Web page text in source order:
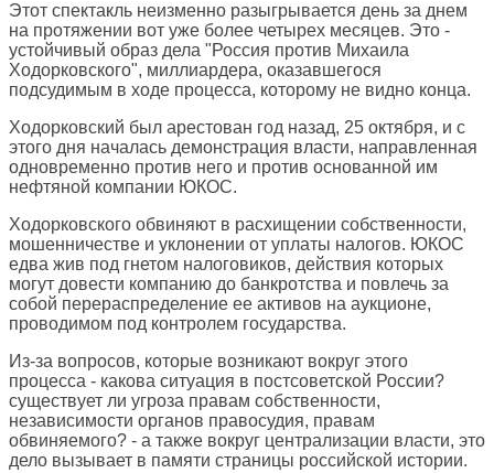
Этот спектакль неизменно разыгрывается день за днем
на протяжении вот уже более четырех месяцев. Это -
устойчивый образ дела "Россия против Михаила
Ходорковского", миллиардера, оказавшегося
подсудимым в ходе процесса, которому не видно конца.
Ходорковский был арестован год назад, 25 октября, и с
этого дня началась демонстрация власти, направленная
одновременно против него и против основанной им
нефтяной компании ЮКОС.
Ходорковского обвиняют в расхищении собственности,
мошенничестве и уклонении от уплаты налогов. ЮКОС
едва жив под гнетом налоговиков, действия которых
могут довести компанию до банкротства и повлечь за
собой перераспределение ее активов на аукционе,
проводимом под контролем государства.
Из-за вопросов, которые возникают вокруг этого
процесса - какова ситуация в постсоветской России?
существует ли угроза правам собственности,
независимости органов правосудия, правам
обвиняемого? - а также вокруг централизации власти, это
дело вызывает в памяти страницы российской истории.